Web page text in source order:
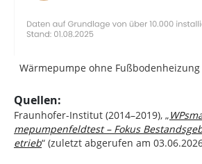
Wärmepumpe ohne
Quellen:
Fraunhofer-Institut (2014–2019), „
mepumpenfeldtest – Fokus
etrieb“ (zuletzt abgerufen am